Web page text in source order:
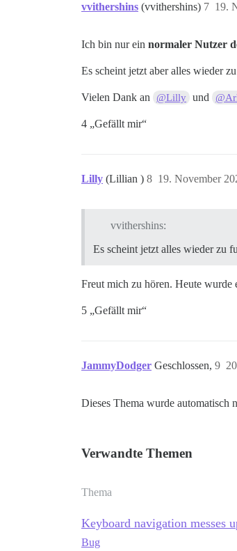
vvithershins (vvithershins) 19.
7
Ich bin nur ein normaler Nutzer
Es scheint jetzt aber alles wieder
Vielen Dank an @Lilly und
4 „Gefällt mir“
Lilly (Lillian ) 19. November
8
vvithershins:
Es scheint jetzt alles wieder zu
Freut mich zu hören. Heute wurde
5 „Gefällt mir“
JammyDodger Geschlossen, 9
Dieses Thema wurde automatisch
Verwandte Themen
Thema
Keyboard navigation messes
Bug